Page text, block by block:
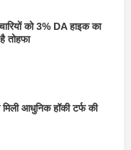
को 3% DA हाइक का
तोहफा
मिली आधुनिक हॉकी टर्फ की